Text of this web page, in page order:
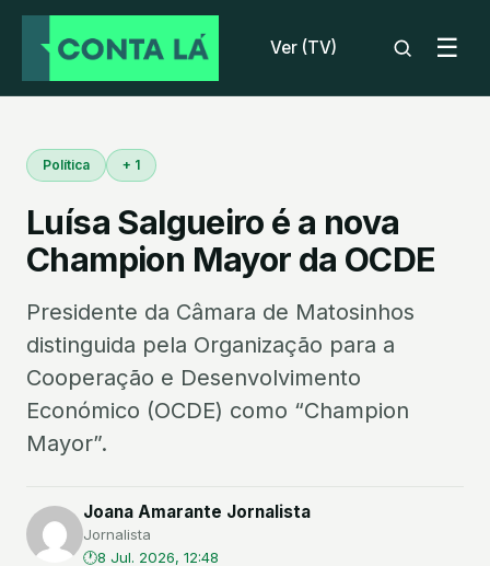
Ver (TV) ☰
Política + 1
Luísa Salgueiro é a nova
Champion Mayor da OCDE
Presidente da Câmara de Matosinhos
distinguida pela Organização para a
Cooperação e Desenvolvimento
Económico (OCDE) como “Champion
Mayor”.
Joana Amarante Jornalista
Jornalista
8 Jul. 2026, 12:48